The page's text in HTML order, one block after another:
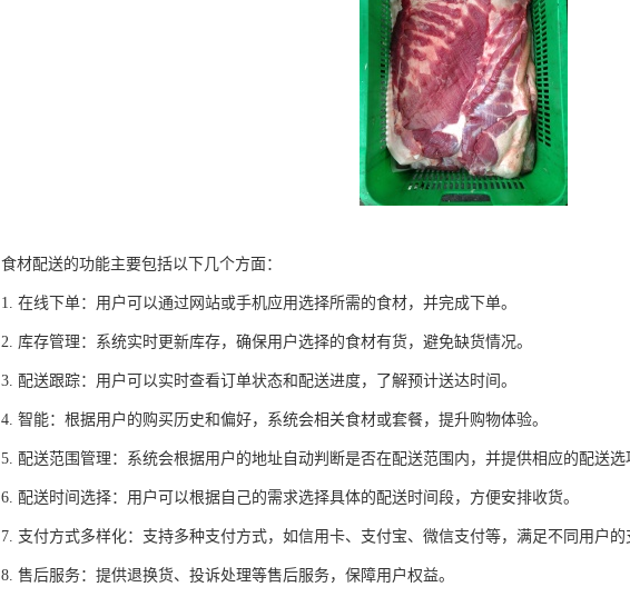
食材配送的功能主要包括以下几个方面：
1. 在线下单：用户可以通过网站或手机应用选择所需的食材，并完成下单。
2. 库存管理：系统实时更新库存，确保用户选择的食材有货，避免缺货情况。
3. 配送跟踪：用户可以实时查看订单状态和配送进度，了解预计送达时间。
4. 智能：根据用户的购买历史和偏好，系统会相关食材或套餐，提升购物体验。
5. 配送范围管理：系统会根据用户的地址自动判断是否在配送范围内，并提供相应的配送选
6. 配送时间选择：用户可以根据自己的需求选择具体的配送时间段，方便安排收货。
7. 支付方式多样化：支持多种支付方式，如信用卡、支付宝、微信支付等，满足不同用户的
8. 售后服务：提供退换货、投诉处理等售后服务，保障用户权益。